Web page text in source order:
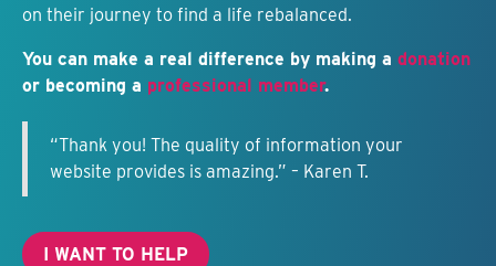
on their journey to find a life rebalanced.
You can make a real difference by making a donation
or becoming a professional member.
“Thank you! The quality of information your
website provides is amazing.” – Karen T.
I WANT TO HELP